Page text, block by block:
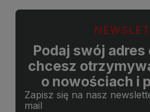
Podaj swój
chcesz
o nowościach i
Zapisz się na nasz
mail